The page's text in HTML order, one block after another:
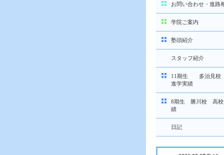
お問い合わせ・進路
学院ご案内
塾頭紹介
スタッフ紹介
11期生 多治見校
進学実績
8期生 勝川校 高校
績
日記